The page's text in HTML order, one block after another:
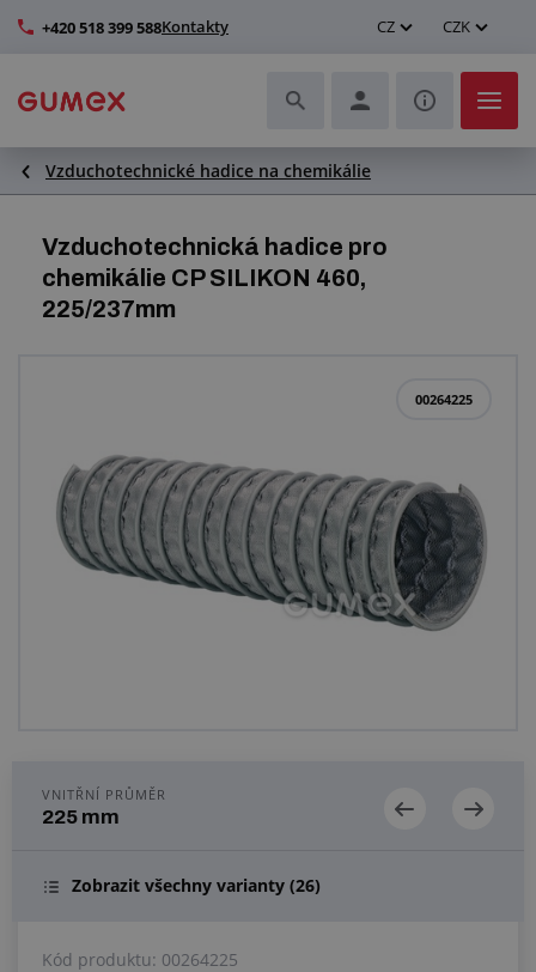
+420 518 399 588Kontakty CZ CZK
Hadice a jejich kompletace
Profily a výroba těsnění
Technické plasty
Další pryžové a plastové výrobky
Centrum poptávek
Vzduchotechnické hadice na chemikálie
Vzduchotechnická hadice pro
chemikálie CP SILIKON 460,
225/237mm
00264225
VNITŘNÍ PRŮMĚR
225 mm
Zobrazit všechny varianty (26)
Kód produktu: 00264225